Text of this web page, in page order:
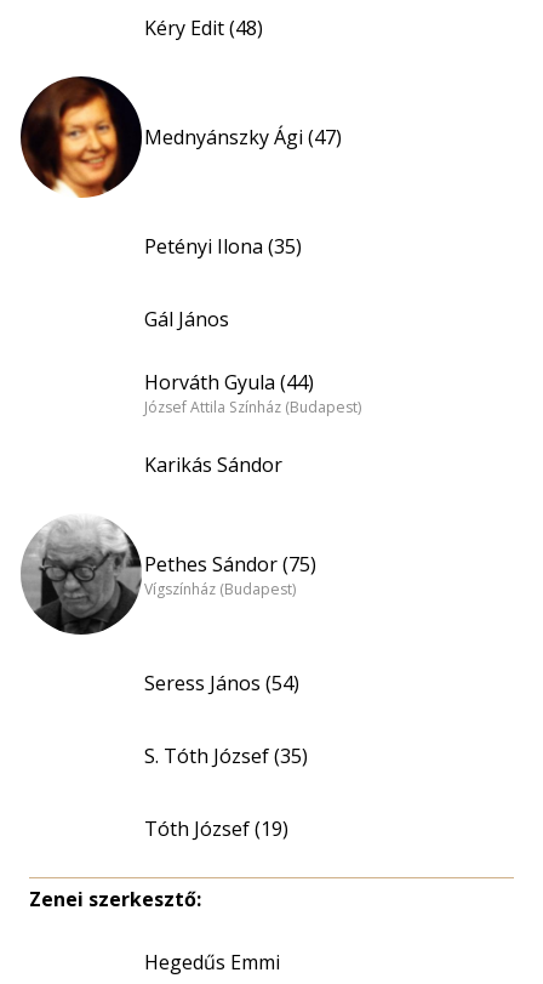
Kéry Edit (48)
Mednyánszky Ági (47)
Petényi Ilona (35)
Gál János
Horváth Gyula (44)
József Attila Színház (Budapest)
Karikás Sándor
Pethes Sándor (75)
Vígszínház (Budapest)
Seress János (54)
S. Tóth József (35)
Tóth József (19)
Zenei szerkesztő:
Hegedűs Emmi